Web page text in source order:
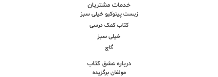
خدمات مشتریان
زیست پینوکیو خیلی سبز
کتاب کمک درسی
خیلی سبز
گاج
درباره عشق کتاب
مولفان برگزیده